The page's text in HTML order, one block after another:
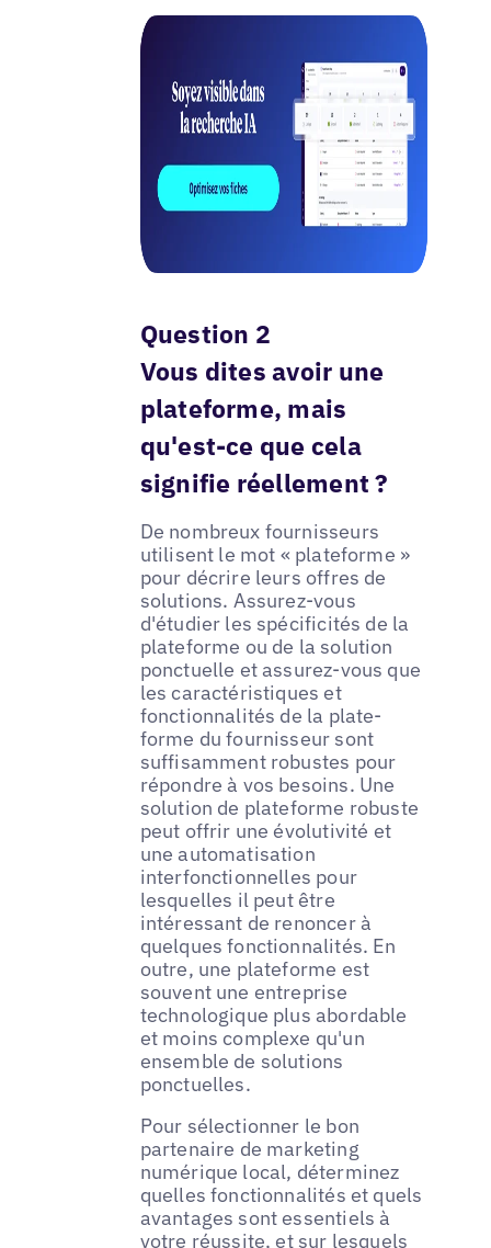
Question 2
Vous dites avoir une
plateforme, mais
qu'est-ce que cela
signifie réellement ?
De nombreux fournisseurs
utilisent le mot « plateforme »
pour décrire leurs offres de
solutions. Assurez-vous
d'étudier les spécificités de la
plateforme ou de la solution
ponctuelle et assurez-vous que
les caractéristiques et
fonctionnalités de la plate-
forme du fournisseur sont
suffisamment robustes pour
répondre à vos besoins. Une
solution de plateforme robuste
peut offrir une évolutivité et
une automatisation
interfonctionnelles pour
lesquelles il peut être
intéressant de renoncer à
quelques fonctionnalités. En
outre, une plateforme est
souvent une entreprise
technologique plus abordable
et moins complexe qu'un
ensemble de solutions
ponctuelles.
Pour sélectionner le bon
partenaire de marketing
numérique local, déterminez
quelles fonctionnalités et quels
avantages sont essentiels à
votre réussite, et sur lesquels